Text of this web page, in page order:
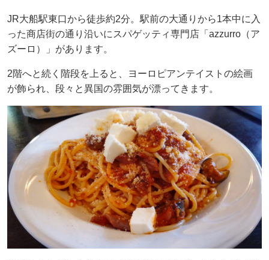
JR大船駅東口から徒歩約2分。駅前の大通りから1本中に入
った商店街の通り沿いにスパゲッティ専門店「azzurro（ア
ズーロ）」があります。
2階へと続く階段を上ると、ヨーロピアンテイストの絵画
が飾られ、段々と異国の雰囲気が漂ってきます。